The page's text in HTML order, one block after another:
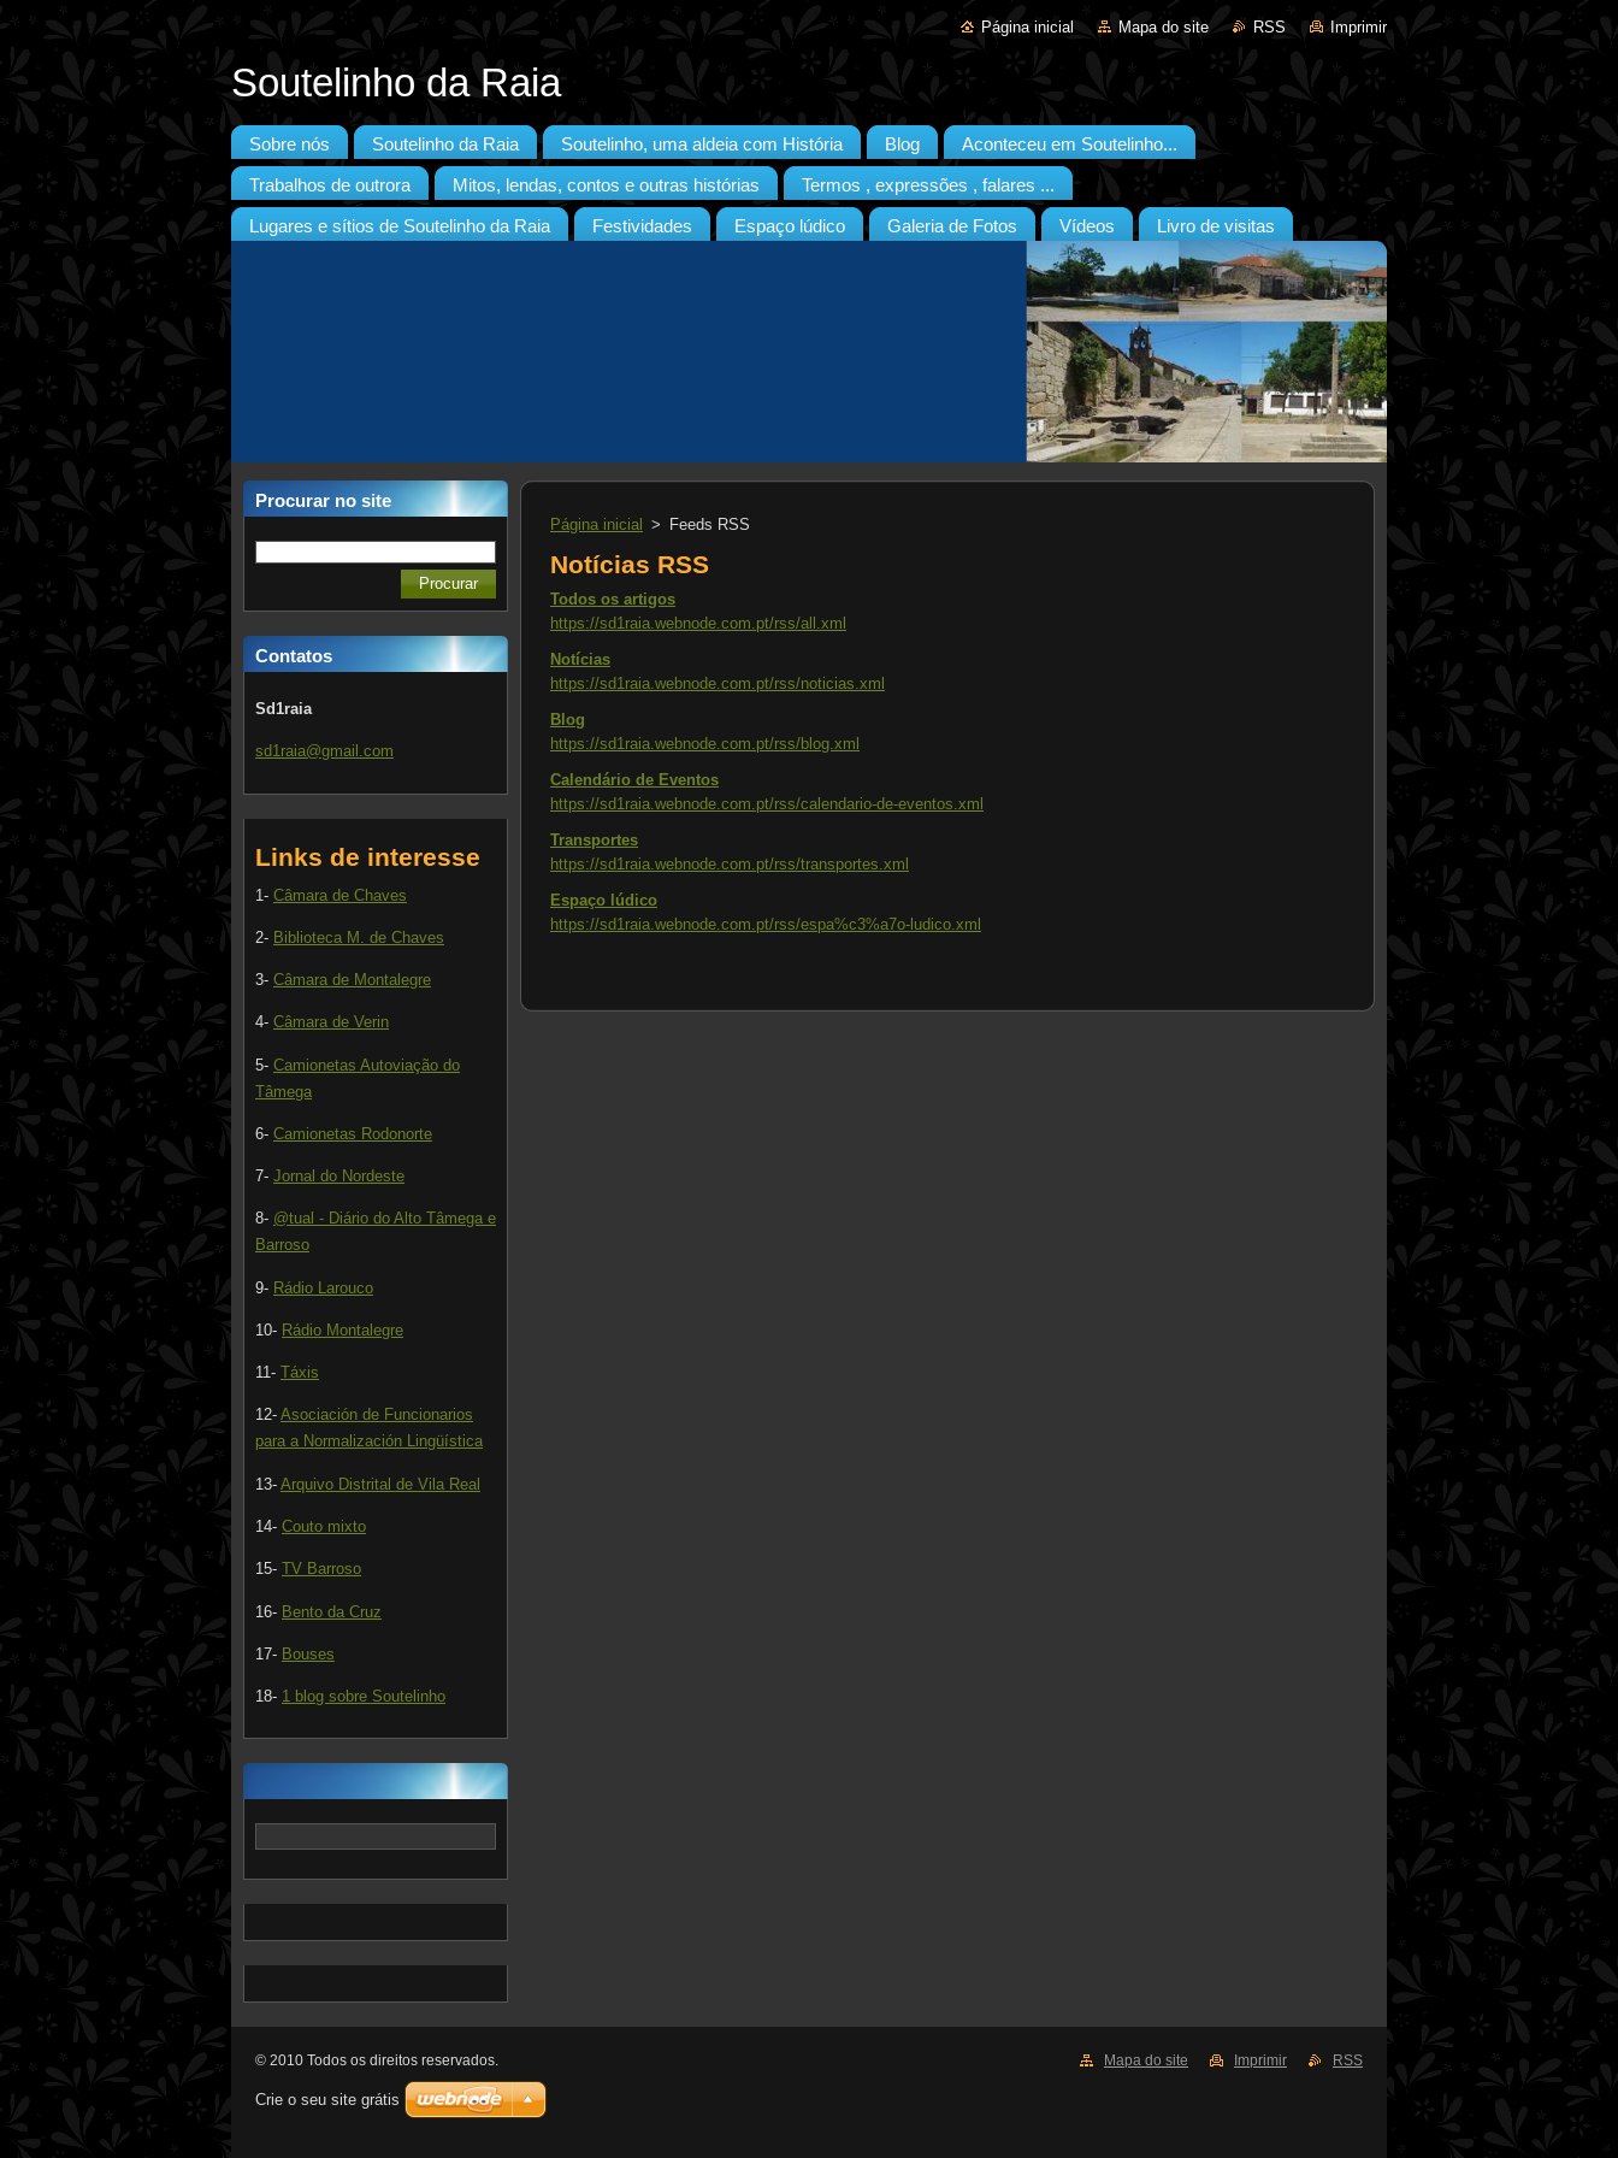
Página inicial Mapa do site RSS Imprimir
Soutelinho da Raia
Sobre nós Soutelinho da Raia Soutelinho, uma aldeia com História Blog Aconteceu em Soutelinho...
Trabalhos de outrora Mitos, lendas, contos e outras histórias Termos , expressões , falares ...
Lugares e sítios de Soutelinho da Raia Festividades Espaço lúdico Galeria de Fotos Vídeos Livro de visitas
Procurar no site
Contatos
Sd1raia
sd1raia@gmail.com
Links de interesse
1- Câmara de Chaves
2- Biblioteca M. de Chaves
3- Câmara de Montalegre
4- Câmara de Verin
5- Camionetas Autoviação do
Tâmega
6- Camionetas Rodonorte
7- Jornal do Nordeste
8- @tual - Diário do Alto Tâmega e
Barroso
9- Rádio Larouco
10- Rádio Montalegre
11- Táxis
12- Asociación de Funcionarios
para a Normalización Lingüística
13- Arquivo Distrital de Vila Real
14- Couto mixto
15- TV Barroso
16- Bento da Cruz
17- Bouses
18- 1 blog sobre Soutelinho
Página inicial > Feeds RSS
Notícias RSS
Todos os artigos
https://sd1raia.webnode.com.pt/rss/all.xml
Notícias
https://sd1raia.webnode.com.pt/rss/noticias.xml
Blog
https://sd1raia.webnode.com.pt/rss/blog.xml
Calendário de Eventos
https://sd1raia.webnode.com.pt/rss/calendario-de-eventos.xml
Transportes
https://sd1raia.webnode.com.pt/rss/transportes.xml
Espaço lúdico
https://sd1raia.webnode.com.pt/rss/espa%c3%a7o-ludico.xml
Mapa do site Imprimir RSS
© 2010 Todos os direitos reservados.
Crie o seu site grátis